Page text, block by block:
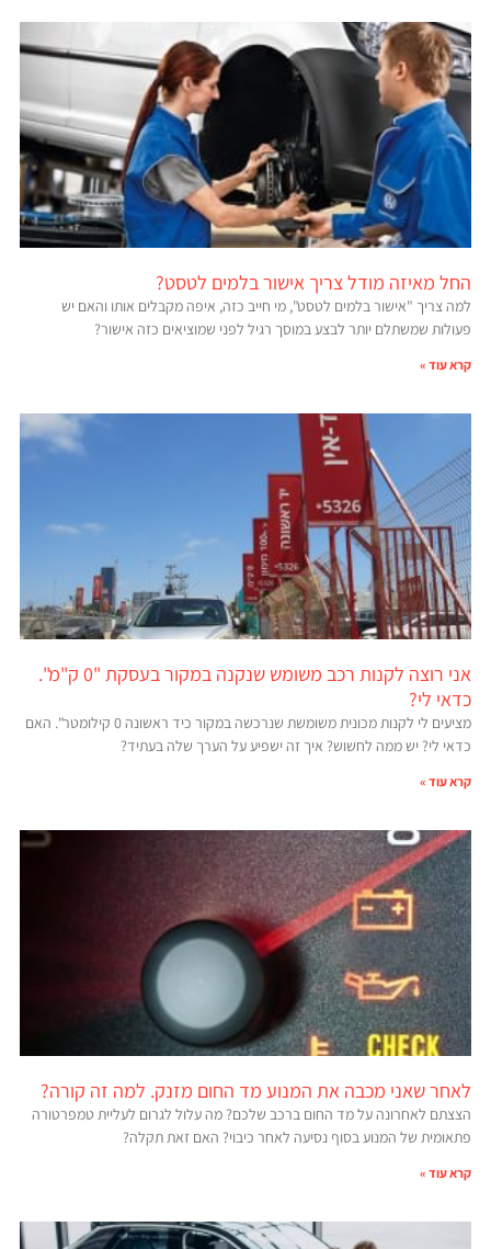
החל מאיזה מודל צריך אישור בלמים לטסט?
למה צריך "אישור בלמים לטסט", מי חייב כזה, איפה מקבלים אותו והאם יש
פעולות שמשתלם יותר לבצע במוסך רגיל לפני שמוציאים כזה אישור?
קרא עוד »
אני רוצה לקנות רכב משומש שנקנה במקור בעסקת "0 ק"מ".
כדאי לי?
מציעים לי לקנות מכונית משומשת שנרכשה במקור כיד ראשונה 0 קילומטר". האם
כדאי לי? יש ממה לחשוש? איך זה ישפיע על הערך שלה בעתיד?
קרא עוד »
לאחר שאני מכבה את המנוע מד החום מזנק. למה זה קורה?
הצצתם לאחרונה על מד החום ברכב שלכם? מה עלול לגרום לעליית טמפרטורה
פתאומית של המנוע בסוף נסיעה לאחר כיבוי? האם זאת תקלה?
קרא עוד »